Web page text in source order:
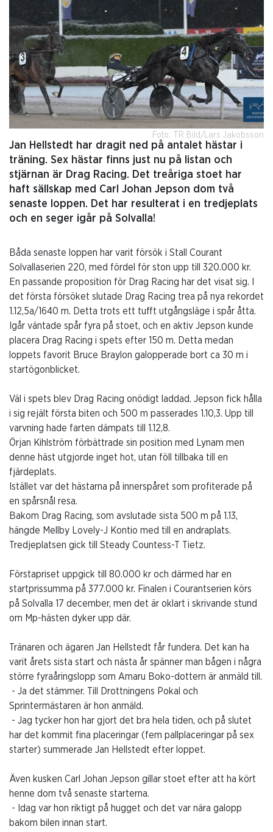
Foto: TR Bild/Lars Jakobsson
Jan Hellstedt har dragit ned på antalet hästar i
träning. Sex hästar finns just nu på listan och
stjärnan är Drag Racing. Det treåriga stoet har
haft sällskap med Carl Johan Jepson dom två
senaste loppen. Det har resulterat i en tredjeplats
och en seger igår på Solvalla!
Båda senaste loppen har varit försök i Stall Courant
Solvallaserien 220, med fördel för ston upp till 320.000 kr.
En passande proposition för Drag Racing har det visat sig. I
det första försöket slutade Drag Racing trea på nya rekordet
1.12,5a/1640 m. Detta trots ett tufft utgångsläge i spår åtta.
Igår väntade spår fyra på stoet, och en aktiv Jepson kunde
placera Drag Racing i spets efter 150 m. Detta medan
loppets favorit Bruce Braylon galopperade bort ca 30 m i
startögonblicket.
Väl i spets blev Drag Racing onödigt laddad. Jepson fick hålla
i sig rejält första biten och 500 m passerades 1.10,3. Upp till
varvning hade farten dämpats till 1.12,8.
Örjan Kihlström förbättrade sin position med Lynam men
denne häst utgjorde inget hot, utan föll tillbaka till en
fjärdeplats.
Istället var det hästarna på innerspåret som profiterade på
en spårsnål resa.
Bakom Drag Racing, som avslutade sista 500 m på 1.13,
hängde Mellby Lovely-J Kontio med till en andraplats.
Tredjeplatsen gick till Steady Countess-T Tietz.
Förstapriset uppgick till 80.000 kr och därmed har en
startprissumma på 377.000 kr. Finalen i Courantserien körs
på Solvalla 17 december, men det är oklart i skrivande stund
om Mp-hästen dyker upp där.
Tränaren och ägaren Jan Hellstedt får fundera. Det kan ha
varit årets sista start och nästa år spänner man bågen i några
större fyraåringslopp som Amaru Boko-dottern är anmäld till.
- Ja det stämmer. Till Drottningens Pokal och
Sprintermästaren är hon anmäld.
- Jag tycker hon har gjort det bra hela tiden, och på slutet
har det kommit fina placeringar (fem pallplaceringar på sex
starter) summerade Jan Hellstedt efter loppet.
Även kusken Carl Johan Jepson gillar stoet efter att ha kört
henne dom två senaste starterna.
- Idag var hon riktigt på hugget och det var nära galopp
bakom bilen innan start.